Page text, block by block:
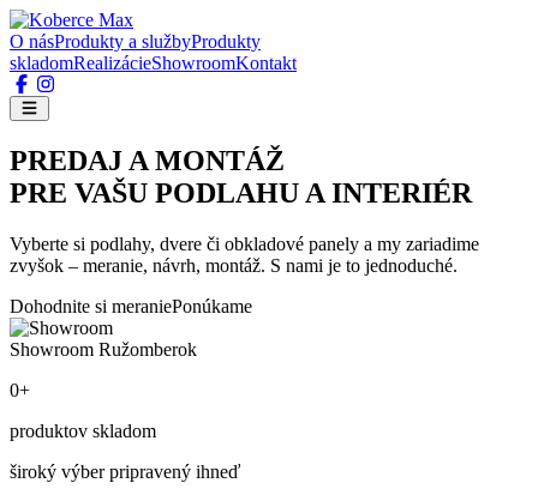
O násProdukty a službyProdukty
skladomRealizácieShowroomKontakt
PREDAJ A MONTÁŽ
PRE VAŠU PODLAHU A INTERIÉR
Vyberte si podlahy, dvere či obkladové panely a my zariadime
zvyšok – meranie, návrh, montáž. S nami je to jednoduché.
Dohodnite si meraniePonúkame
Showroom Ružomberok
0+
produktov skladom
široký výber pripravený ihneď